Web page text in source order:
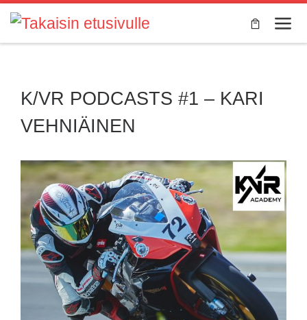
Skip to content
K/VR PODCASTS #1 – KARI
VEHNIÄINEN